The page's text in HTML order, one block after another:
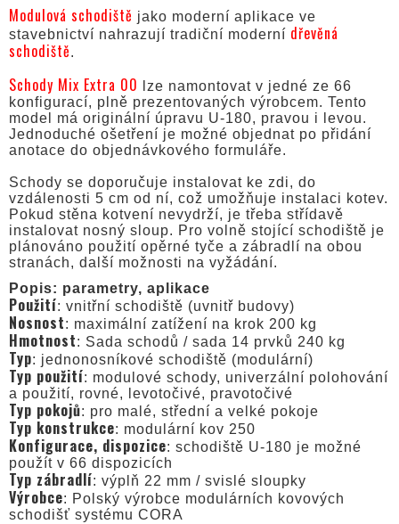
Modulová schodiště jako moderní aplikace ve
stavebnictví nahrazují tradiční moderní dřevěná
schodiště.
Schody Mix Extra 00
lze namontovat v jedné ze 66
konfigurací, plně prezentovaných výrobcem. Tento
model má originální úpravu U-180, pravou i levou.
Jednoduché ošetření je možné objednat po přidání
anotace do objednávkového formuláře.
Schody se doporučuje instalovat ke zdi, do
vzdálenosti 5 cm od ní, což umožňuje instalaci kotev.
Pokud stěna kotvení nevydrží, je třeba střídavě
instalovat nosný sloup. Pro volně stojící schodiště je
plánováno použití opěrné tyče a zábradlí na obou
stranách, další možnosti na vyžádání.
Popis: parametry, aplikace
Použití: vnitřní schodiště (uvnitř budovy)
Nosnost: maximální zatížení na krok 200 kg
Hmotnost: Sada schodů / sada 14 prvků 240 kg
Typ: jednonosníkové schodiště (modulární)
Typ použití: modulové schody, univerzální polohování
a použití, rovné, levotočivé, pravotočivé
Typ pokojů: pro malé, střední a velké pokoje
Typ konstrukce: modulární kov 250
Konfigurace, dispozice: schodiště U-180 je možné
použít v 66 dispozicích
Typ zábradlí: výplň 22 mm / svislé sloupky
Výrobce: Polský výrobce modulárních kovových
schodišť systému CORA